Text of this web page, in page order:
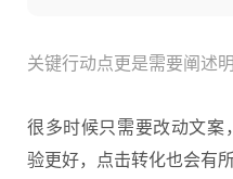
关键行动点更是需要阐述
很多时候只需要改动文
验更好，点击转化也会有所